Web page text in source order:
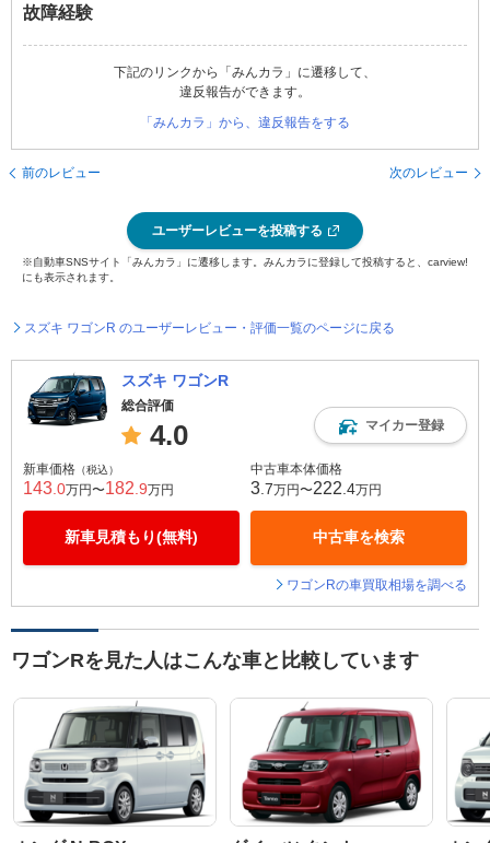
故障経験
下記のリンクから「みんカラ」に遷移して、
違反報告ができます。
「みんカラ」から、違反報告をする
前のレビュー 次のレビュー
ユーザーレビューを投稿する
※自動車SNSサイト「みんカラ」に遷移します。みんカラに登録して投稿すると、carview!
にも表示されます。
スズキ ワゴンR のユーザーレビュー・評価一覧のページに戻る
スズキ ワゴンR
総合評価
4.0 マイカー登録
新車価格 （税込）
143 .0万円〜182 .9万円
新車見積もり(無料)
中古車本体価格
3 .7万円〜222 .4万円
中古車を検索
ワゴンRの車買取相場を調べる
ワゴンRを見た人はこんな車と比較しています